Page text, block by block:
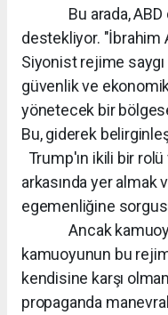
Bu arada, ABD
destekliyor. "İbrahim
Siyonist rejime
güvenlik ve
yönetecek bir
Bu, giderek
Trump'ın ikili bir rolü
arkasında yer
egemenliğine
Ancak
kamuoyunun bu
kendisine karşı
propaganda